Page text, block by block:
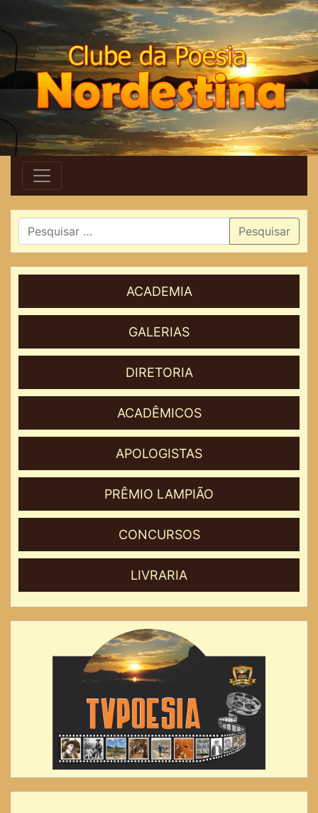
Pesquisar
ACADEMIA
GALERIAS
DIRETORIA
ACADÊMICOS
APOLOGISTAS
PRÊMIO LAMPIÃO
CONCURSOS
LIVRARIA